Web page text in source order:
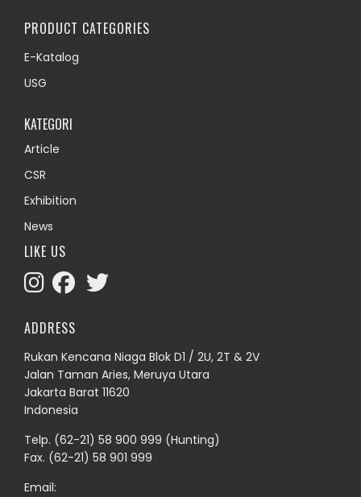
PRODUCT CATEGORIES
E-Katalog
USG
KATEGORI
Article
CSR
Exhibition
News
LIKE US
ADDRESS
Rukan Kencana Niaga Blok D1 / 2U, 2T & 2V
Jalan Taman Aries, Meruya Utara
Jakarta Barat 11620
Indonesia
Telp. (62-21) 58 900 999 (Hunting)
Fax. (62-21) 58 901 999
Email: